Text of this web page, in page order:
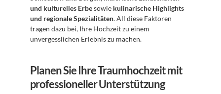
und kulturelles Erbe sowie kulinarische Highlights
und regionale Spezialitäten. All diese Faktoren
tragen dazu bei, Ihre Hochzeit zu einem
unvergesslichen Erlebnis zu machen.
Planen Sie Ihre Traumhochzeit mit
professioneller Unterstützung